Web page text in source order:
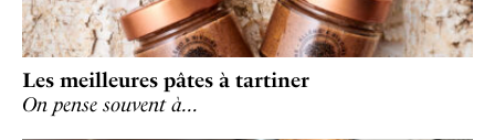
Les meilleures pâtes à tartiner
On pense souvent à…